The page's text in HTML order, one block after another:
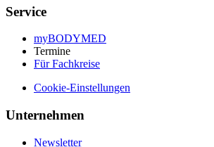
Service
myBODYMED
Termine
Für Fachkreise
Cookie-Einstellungen
Unternehmen
Newsletter